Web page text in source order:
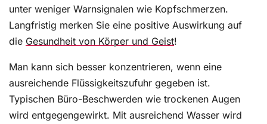
unter weniger Warnsignalen wie Kopfschmerzen.
Langfristig merken Sie eine positive Auswirkung auf
die Gesundheit von Körper und Geist!
Man kann sich besser konzentrieren, wenn eine
ausreichende Flüssigkeitszufuhr gegeben ist.
Typischen Büro-Beschwerden wie trockenen Augen
wird entgegengewirkt. Mit ausreichend Wasser wird